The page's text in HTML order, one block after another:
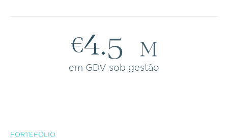
€4.5 M
em GDV sob gestão
PORTEFÓLIO
Comporta, Portugal